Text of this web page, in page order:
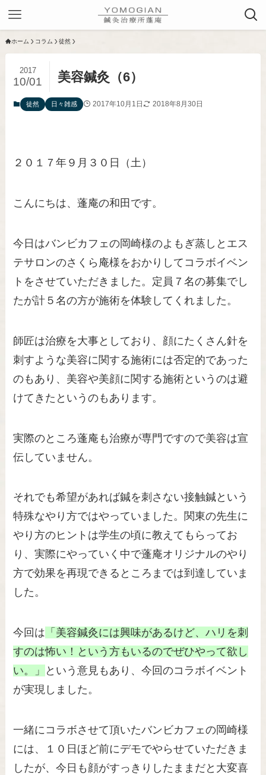
ホーム コラム 徒然
美容鍼灸（6）
2017
10/01
徒然 日々雑感 2017年10月1日 2018年8月30日
２０１７年９月３０日（土）
こんにちは、蓬庵の和田です。
今日はバンビカフェの岡崎様のよもぎ蒸しとエス
テサロンのさくら庵様をおかりしてコラボイベン
トをさせていただきました。定員７名の募集でし
たが計５名の方が施術を体験してくれました。
師匠は治療を大事としており、顔にたくさん針を
刺すような美容に関する施術には否定的であった
のもあり、美容や美顔に関する施術というのは避
けてきたというのもあります。
実際のところ蓬庵も治療が専門ですので美容は宣
伝していません。
それでも希望があれば鍼を刺さない接触鍼という
特殊なやり方ではやっていました。関東の先生に
やり方のヒントは学生の頃に教えてもらってお
り、実際にやっていく中で蓬庵オリジナルのやり
方で効果を再現できるところまでは到達していま
した。
今回は 「美容鍼灸には興味があるけど、ハリを刺
すのは怖い！という方もいるのでぜひやって欲し
い。」
という意見もあり、今回のコラボイベント
が実現しました。
一緒にコラボさせて頂いたバンビカフェの岡崎様
には、１０日ほど前にデモでやらせていただきま
したが、今日も顔がすっきりしたままだと大変喜